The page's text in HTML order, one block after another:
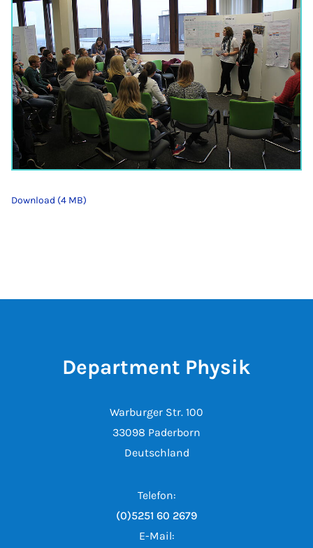
Download (4 MB)
Department Physik
Warburger Str. 100
33098 Paderborn
Deutschland
Telefon:
(0)5251 60 2679
E-Mail: